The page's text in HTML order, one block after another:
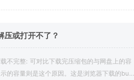
压或打开不了？
不完整: 可对比下载完压缩包的与网盘上的容
的容量则是这个原因。这是浏览器下载的bu